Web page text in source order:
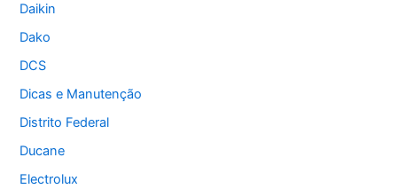
Daikin
Dako
DCS
Dicas e Manutenção
Distrito Federal
Ducane
Electrolux